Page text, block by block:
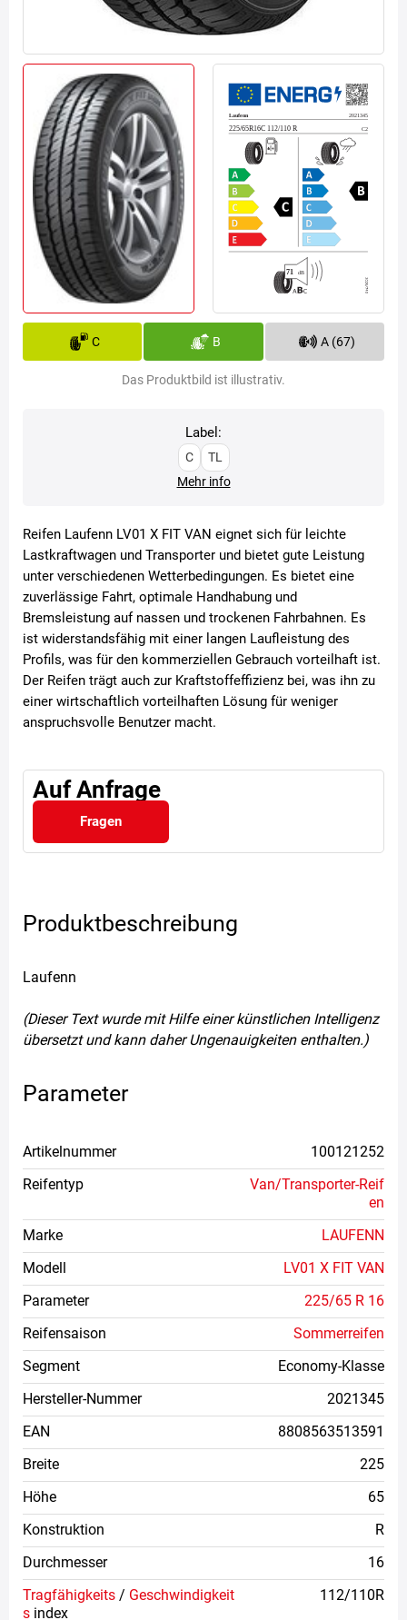
C B A (67)
Das Produktbild ist illustrativ.
Label:
C
TL
Mehr info
Reifen Laufenn LV01 X FIT VAN eignet sich für leichte
Lastkraftwagen und Transporter und bietet gute Leistung
unter verschiedenen Wetterbedingungen. Es bietet eine
zuverlässige Fahrt, optimale Handhabung und
Bremsleistung auf nassen und trockenen Fahrbahnen. Es
ist widerstandsfähig mit einer langen Laufleistung des
Profils, was für den kommerziellen Gebrauch vorteilhaft ist.
Der Reifen trägt auch zur Kraftstoffeffizienz bei, was ihn zu
einer wirtschaftlich vorteilhaften Lösung für weniger
anspruchsvolle Benutzer macht.
Auf Anfrage
Fragen
Produktbeschreibung
Laufenn
(Dieser Text wurde mit Hilfe einer künstlichen Intelligenz
übersetzt und kann daher Ungenauigkeiten enthalten.)
Parameter
Artikelnummer
100121252
Reifentyp
Van/Transporter-Reif
en
Marke
LAUFENN
Modell
LV01 X FIT VAN
Parameter
225/65 R 16
Reifensaison
Sommerreifen
Segment
Economy-Klasse
Hersteller-Nummer
2021345
EAN
8808563513591
Breite
225
Höhe
65
Konstruktion
R
Durchmesser
16
Tragfähigkeits / Geschwindigkeit
s index
112/110R